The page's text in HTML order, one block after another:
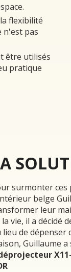
flexibilité
n'est pas
être utilisés
pratique
surmonter ces
belge
leur
la vie, il a décidé
lieu de
Guillaume